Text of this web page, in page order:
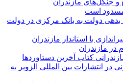
است
رشد بدهی دولت به بانک مرکزی در دولت
با استاندار مازندران
كتاب آخرین دستاوردها
در انتشارات بین المللی الزویر به